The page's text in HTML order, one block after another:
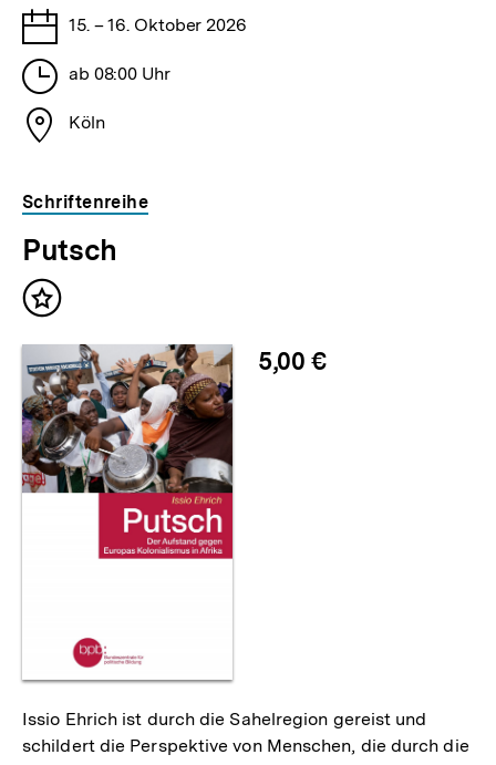
Datum
der
Veranstaltung
15. – 16. Oktober 2026
Uhrzeit
Veranstaltung
ab 08:00 Uhr
Ort
Köln
Schriftenreihe
Putsch
Inhalt
5,00 €
Issio Ehrich ist durch die Sahelregion gereist und
schildert die Perspektive von Menschen, die durch die